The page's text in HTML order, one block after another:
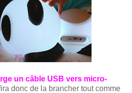
un câble USB vers micro-
donc de la brancher tout comme